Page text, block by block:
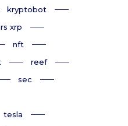
kryptobot
xrp
nft
reef
sec
tesla